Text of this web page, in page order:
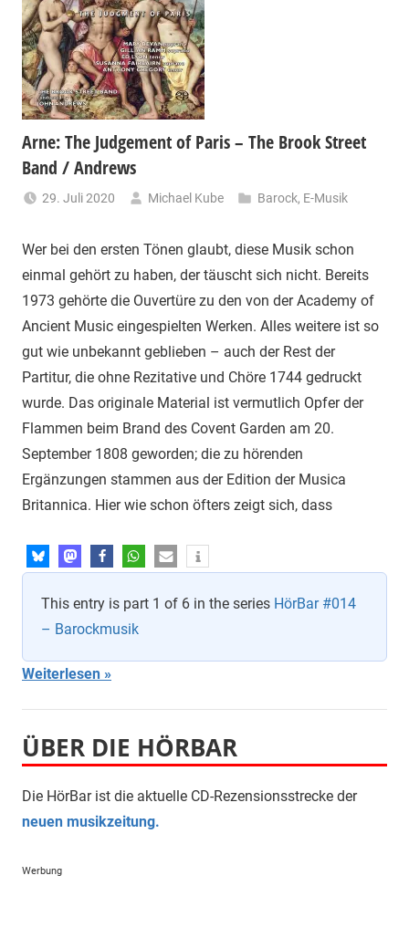
Arne: The Judgement of Paris – The Brook Street
Band / Andrews
29. Juli 2020 Michael Kube Barock, E-Musik
Wer bei den ersten Tönen glaubt, diese Musik schon
einmal gehört zu haben, der täuscht sich nicht. Bereits
1973 gehörte die Ouvertüre zu den von der Academy of
Ancient Music eingespielten Werken. Alles weitere ist so
gut wie unbekannt geblieben – auch der Rest der
Partitur, die ohne Rezitative und Chöre 1744 gedruckt
wurde. Das originale Material ist vermutlich Opfer der
Flammen beim Brand des Covent Garden am 20.
September 1808 geworden; die zu hörenden
Ergänzungen stammen aus der Edition der Musica
Britannica. Hier wie schon öfters zeigt sich, dass
This entry is part 1 of 6 in the series HörBar #014
– Barockmusik
Weiterlesen
ÜBER DIE HÖRBAR
Die HörBar ist die aktuelle CD-Rezensionsstrecke der
neuen musikzeitung.
Werbung